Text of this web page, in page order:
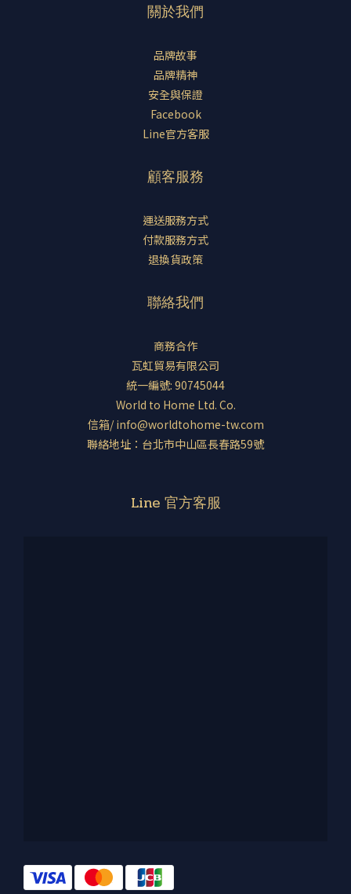
關於我們
品牌故事
品牌精神
安全與保證
Facebook
Line官方客服
顧客服務
運送服務方式
付款服務方式
退換貨政策
聯絡我們
商務合作
瓦虹貿易有限公司
統一編號: 90745044
World to Home Ltd. Co.
信箱/ info@worldtohome-tw.com
聯絡地址：台北市中山區長春路59號
Line 官方客服